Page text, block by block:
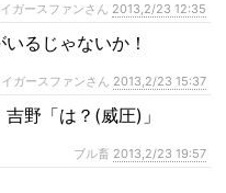
ガースファンさん 2013,2/23 12:35
るじゃないか！
ガースファンさん 2013,2/23 15:37
野「は？(威圧)」
ブル畜 2013,2/23 19:57